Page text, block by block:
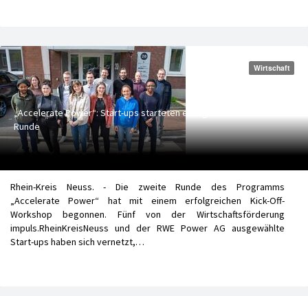
Wirtschaft
„Accelerate Power“: Start-ups starteten erfolgreich in die zweite
Runde
Rhein-Kreis Neuss. - Die zweite Runde des Programms
„Accelerate Power“ hat mit einem erfolgreichen Kick-Off-
Workshop begonnen. Fünf von der Wirtschaftsförderung
impuls.RheinKreisNeuss und der RWE Power AG ausgewählte
Start-ups haben sich vernetzt,…